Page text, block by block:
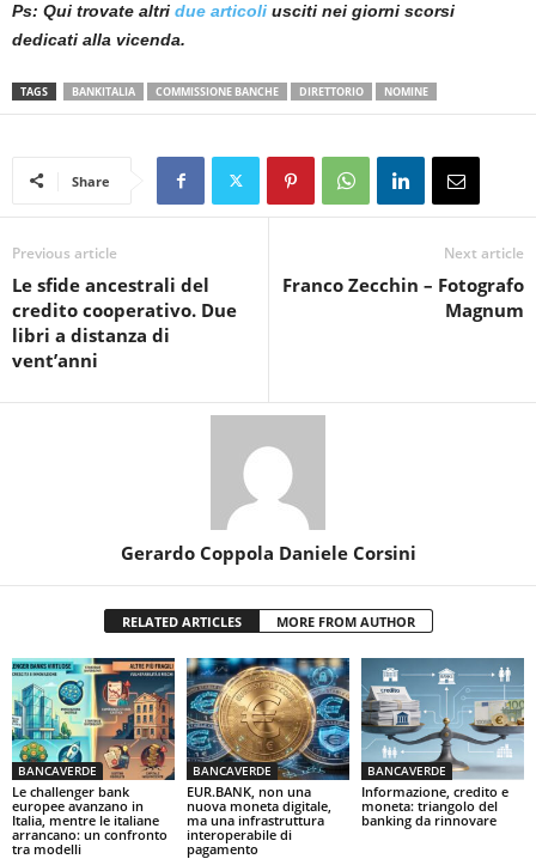
Ps: Qui trovate altri due articoli usciti nei giorni scorsi
dedicati alla vicenda.
TAGS BANKITALIA COMMISSIONE BANCHE DIRETTORIO NOMINE
Share
Previous article
Le sfide ancestrali del
credito cooperativo. Due
libri a distanza di
vent’anni
Next article
Franco Zecchin – Fotografo
Magnum
Gerardo Coppola Daniele Corsini
RELATED ARTICLES MORE FROM AUTHOR
BANCAVERDE
Le challenger bank
europee avanzano in
Italia, mentre le italiane
arrancano: un confronto
tra modelli
BANCAVERDE
EUR.BANK, non una
nuova moneta digitale,
ma una infrastruttura
interoperabile di
pagamento
BANCAVERDE
Informazione, credito e
moneta: triangolo del
banking da rinnovare